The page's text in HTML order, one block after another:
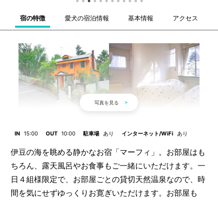
宿の特徴 愛犬の宿泊情報 基本情報 アクセス
IN 15:00 OUT 10:00 駐車場 あり インターネット/WiFi あり
伊豆の海を眺める静かなお宿「マーフィ」。お部屋はも
ちろん、露天風呂やお食事もご一緒にいただけます。一
日４組様限定で、お部屋ごとの貸切天然温泉なので、時
間を気にせずゆっくりお寛ぎいただけます。お部屋も